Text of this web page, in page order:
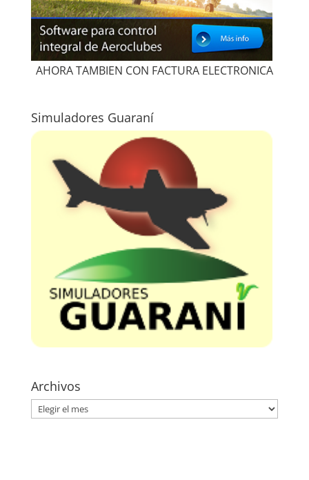
AHORA TAMBIEN CON FACTURA ELECTRONICA
Simuladores Guaraní
Archivos
Archivos